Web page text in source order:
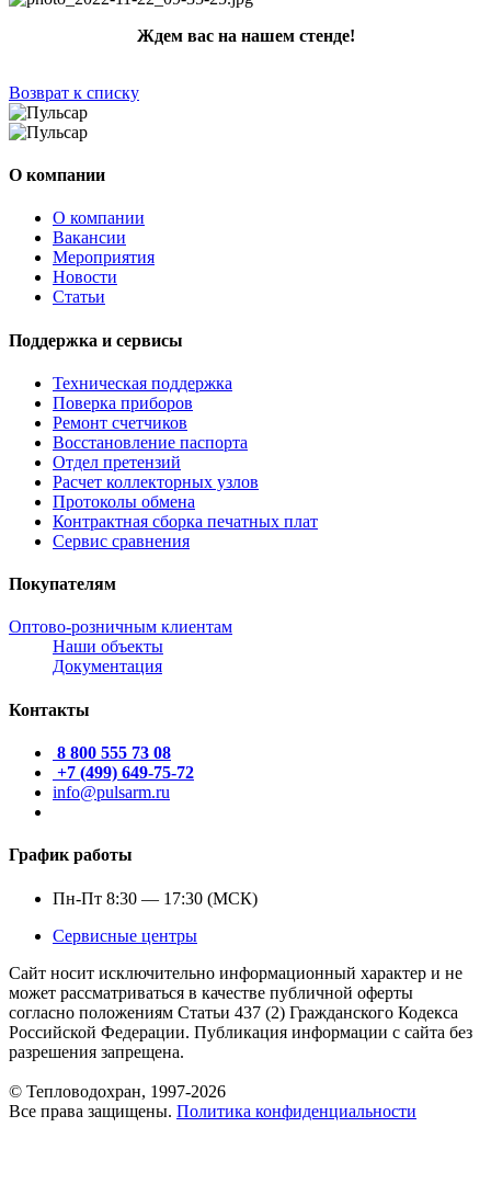
Ждем вас на нашем стенде!
Возврат к списку
О компании
О компании
Вакансии
Мероприятия
Новости
Статьи
Поддержка и сервисы
Техническая поддержка
Поверка приборов
Ремонт счетчиков
Восстановление паспорта
Отдел претензий
Расчет коллекторных узлов
Протоколы обмена
Контрактная сборка печатных плат
Сервис сравнения
Покупателям
Оптово-розничным клиентам
Наши объекты
Документация
Контакты
8 800 555 73 08
+7 (499) 649-75-72
info@pulsarm.ru
График работы
Пн-Пт 8:30 — 17:30 (МСК)
Сервисные центры
Сайт носит исключительно информационный характер и не
может рассматриваться в качестве публичной оферты
согласно положениям Статьи 437 (2) Гражданского Кодекса
Российской Федерации. Публикация информации с сайта без
разрешения запрещена.
© Тепловодохран, 1997-2026
Все права защищены. Политика конфиденциальности